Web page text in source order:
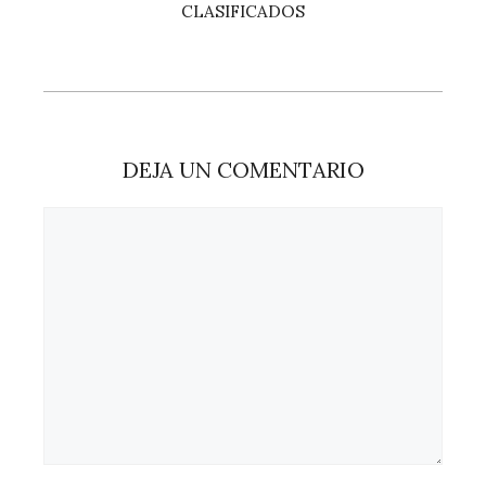
CLASIFICADOS
DEJA UN COMENTARIO